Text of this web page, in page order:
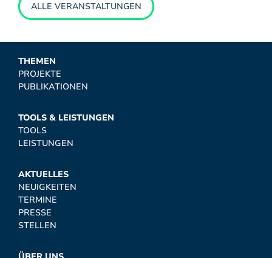
ALLE VERANSTALTUNGEN
THEMEN
PROJEKTE
PUBLIKATIONEN
TOOLS & LEISTUNGEN
TOOLS
LEISTUNGEN
AKTUELLES
NEUIGKEITEN
TERMINE
PRESSE
STELLEN